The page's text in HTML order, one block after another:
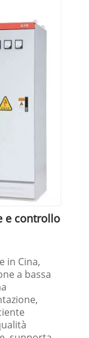
e controllo
in Cina,
a bassa